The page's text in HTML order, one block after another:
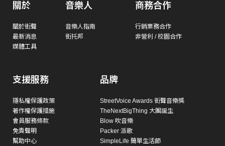
關於
關於街聲
最新消息
媒體工具
音樂人
音樂人指南
街托邦
商務合作
行銷業務合作
非營利 / 校園合作
支援服務
隱私權保護政策
著作權保護措施
會員服務條款
免責聲明
幫助中心
品牌
StreetVoice Awards 街聲音樂獎
TheNextBigThing 大團誕生
Blow 吹音樂
Packer 派歌
SimpleLife 簡單生活節